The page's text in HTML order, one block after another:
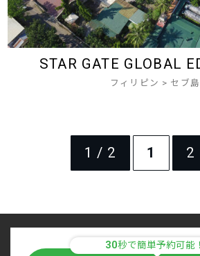
STAR GATE GLOBAL
フィリピン > セブ島
1 / 2 1 2
30秒で簡単予約可能！